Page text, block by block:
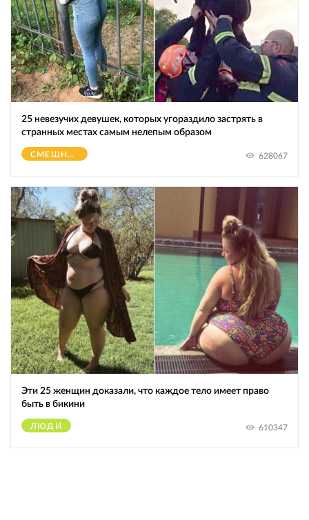
25 невезучих девушек, которых угораздило застрять в
странных местах самым нелепым образом
СМЕШНОЕ 628067
Эти 25 женщин доказали, что каждое тело имеет право
быть в бикини
ЛЮДИ 610347